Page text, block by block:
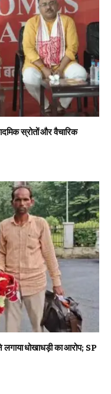
स्रोतों और वैचारिक
लगाया धोखाधड़ी का आरोप; SP